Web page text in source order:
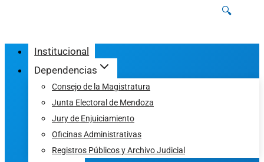
🔍
Institucional
Dependencias
Consejo de la Magistratura
Junta Electoral de Mendoza
Jury de Enjuiciamiento
Oficinas Administrativas
Registros Públicos y Archivo Judicial